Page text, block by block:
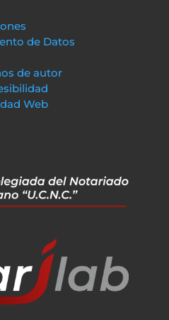
de Datos
de autor
Web